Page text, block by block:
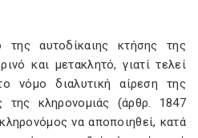
αυτοδίκαιης κτήσης της
και μετακλητό, γιατί τελεί
νόμο διαλυτική αίρεση της
της κληρονομιάς (άρθρ. 1847
να αποποιηθεί, κατά